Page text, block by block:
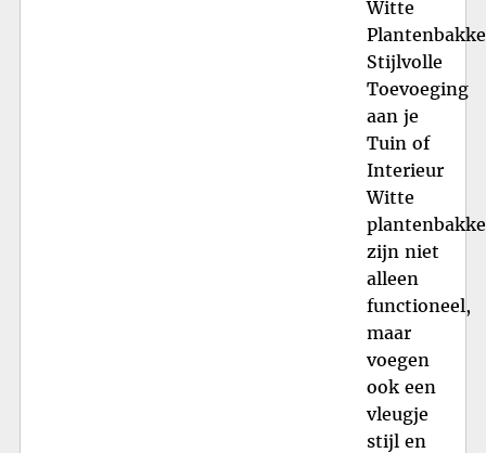
Witte
Stijlvolle
Toevoeging
aan je
Tuin of
Interieur
Witte
zijn niet
alleen
functioneel,
maar
voegen
ook een
vleugje
stijl en